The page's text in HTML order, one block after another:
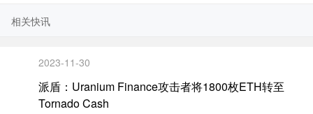
相关快讯
2023-11-30
派盾：Uranium Finance攻击者将1800枚ETH转至
Tornado Cash